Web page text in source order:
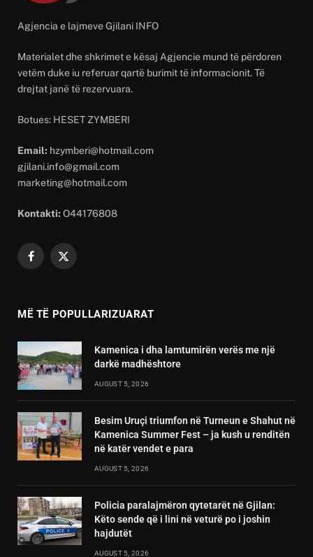
Agjencia e lajmeve Gjilani INFO
Materialet dhe shkrimet e kësaj Agjencie mund të përdoren
vetëm duke iu referuar qartë burimit të informacionit. Të
drejtat janë të rezervuara.
Botues: HESET ZYMBERI
Email: hzymberi@hotmail.com
gjilani.info@gmail.com
marketing@hotmail.com
Kontakti: O44176808
Facebook
X
MË TË POPULLARIZUARAT
Kamenica i dha lamtumirën verës me një
darkë madhështore
AUGUST 5, 2026
Besim Uruçi triumfon në Turneun e Shahut në
Kamenica Summer Fest – ja kush u renditën
në katër vendet e para
AUGUST 5, 2026
Policia paralajmëron qytetarët në Gjilan:
Këto sende që i lini në veturë po i joshin
hajdutët
AUGUST 5, 2026